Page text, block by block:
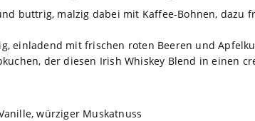
buttrig, malzig dabei mit Kaffee-Bohnen, dazu
einladend mit frischen roten Beeren und
der diesen Irish Whiskey Blend in einen
würziger Muskatnuss